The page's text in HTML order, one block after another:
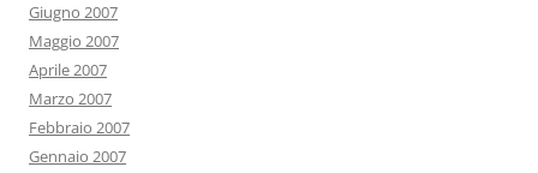
Giugno 2007
Maggio 2007
Aprile 2007
Marzo 2007
Febbraio 2007
Gennaio 2007